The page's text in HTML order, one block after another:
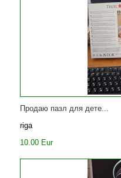
Продаю пазл для дете...
riga
10.00 Eur